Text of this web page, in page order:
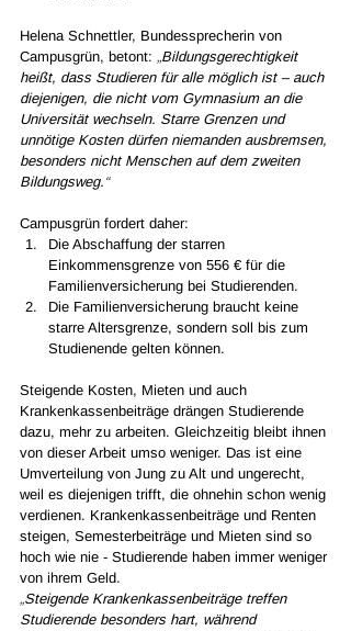
Helena Schnettler, Bundessprecherin von
Campusgrün, betont: „Bildungsgerechtigkeit
heißt, dass Studieren für alle möglich ist – auch
diejenigen, die nicht vom Gymnasium an die
Universität wechseln. Starre Grenzen und
unnötige Kosten dürfen niemanden ausbremsen,
besonders nicht Menschen auf dem zweiten
Bildungsweg. “
Campusgrün fordert daher:
Die Abschaffung der starren
Einkommensgrenze von 556 € für die
Familienversicherung bei Studierenden.
Die Familienversicherung braucht keine
starre Altersgrenze, sondern soll bis zum
Studienende gelten können.
Steigende Kosten, Mieten und auch
Krankenkassenbeiträge drängen Studierende
dazu, mehr zu arbeiten. Gleichzeitig bleibt ihnen
von dieser Arbeit umso weniger. Das ist eine
Umverteilung von Jung zu Alt und ungerecht,
weil es diejenigen trifft, die ohnehin schon wenig
verdienen. Krankenkassenbeiträge und Renten
steigen, Semesterbeiträge und Mieten sind so
hoch wie nie - Studierende haben immer weniger
von ihrem Geld.
„Steigende Krankenkassenbeiträge treffen
Studierende besonders hart, während